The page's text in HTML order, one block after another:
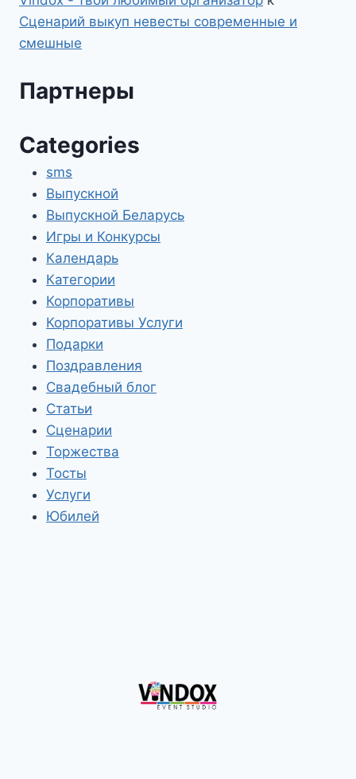
Сценарий выкуп невесты современные и
смешные
Партнеры
Categories
sms
Выпускной
Выпускной Беларусь
Игры и Конкурсы
Календарь
Категории
Корпоративы
Корпоративы Услуги
Подарки
Поздравления
Свадебный блог
Статьи
Сценарии
Торжества
Тосты
Услуги
Юбилей